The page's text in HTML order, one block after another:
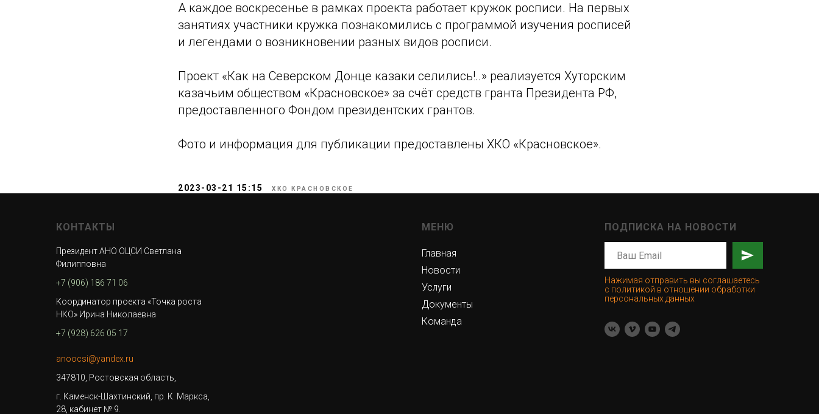
А каждое воскресенье в рамках проекта работает кружок росписи. На первых
занятиях участники кружка познакомились с программой изучения росписей
и легендами о возникновении разных видов росписи.
Проект «Как на Северском Донце казаки селились!..» реализуется Хуторским
казачьим обществом «Красновское» за счёт средств гранта Президента РФ,
предоставленного Фондом президентских грантов.
Фото и информация для публикации предоставлены ХКО «Красновское».
2023-03-21 15:15 ХКО КРАСНОВСКОЕ
КОНТАКТЫ
Президент АНО ОЦСИ Светлана
Филипповна
+7 (906) 186 71 06
Координатор проекта «Точка роста
НКО» Ирина Николаевна
+7 (928) 626 05 17
anoocsi@yandex.ru
347810, Ростовская область,
г. Каменск-Шахтинский, пр. К. Маркса,
28, кабинет № 9.
МЕНЮ
Главная
Новости
Услуги
Документы
Команда
ПОДПИСКА НА НОВОСТИ
Нажимая отправить вы соглашаетесь
с политикой в отношении обработки
персональных данных